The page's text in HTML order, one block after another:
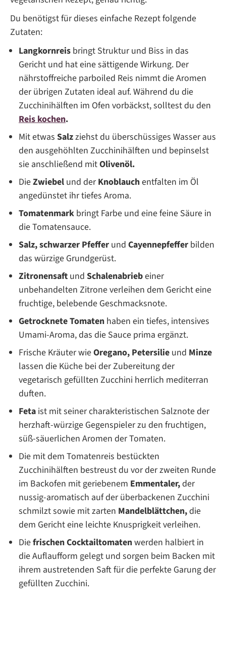
Du benötigst für dieses einfache Rezept folgende
Zutaten:
Langkornreis bringt Struktur und Biss in das
Gericht und hat eine sättigende Wirkung. Der
nährstoffreiche parboiled Reis nimmt die Aromen
der übrigen Zutaten ideal auf. Während du die
Zucchinihälften im Ofen vorbäckst, solltest du den
Reis kochen.
Mit etwas Salzziehst du überschüssiges Wasser aus
den ausgehöhlten Zucchinihälften und bepinselst
sie anschließend mitOlivenöl.
DieZwiebel und derKnoblauchentfalten im Öl
angedünstet ihr tiefes Aroma.
Tomatenmark bringt Farbe und eine feine Säure in
die Tomatensauce.
Salz,schwarzer Pfeffer und Cayennepfeffer bilden
das würzige Grundgerüst.
Zitronensaft und Schalenabriebeiner
unbehandelten Zitrone verleihen dem Gericht eine
fruchtige, belebende Geschmacksnote.
Getrocknete Tomaten haben ein tiefes, intensives
Umami-Aroma, das die Sauce prima ergänzt.
Frische Kräuter wieOregano, Petersilie und Minze
lassen die Küche bei der Zubereitung der
vegetarisch gefüllten Zucchini herrlich mediterran
duften.
Feta ist mit seiner charakteristischen Salznote der
herzhaft-würzige Gegenspieler zu den fruchtigen,
süß-säuerlichen Aromen der Tomaten.
Die mit dem Tomatenreis bestückten
Zucchinihälften bestreust du vor der zweiten Runde
im Backofen mit geriebenem Emmentaler,der
nussig-aromatisch auf der überbackenen Zucchini
schmilzt sowie mit zarten Mandelblättchen,die
dem Gericht eine leichte Knusprigkeit verleihen.
Diefrischen Cocktailtomatenwerden halbiert in
die Auflaufform gelegt und sorgen beim Backen mit
ihrem austretenden Saft für die perfekte Garung der
gefüllten Zucchini.